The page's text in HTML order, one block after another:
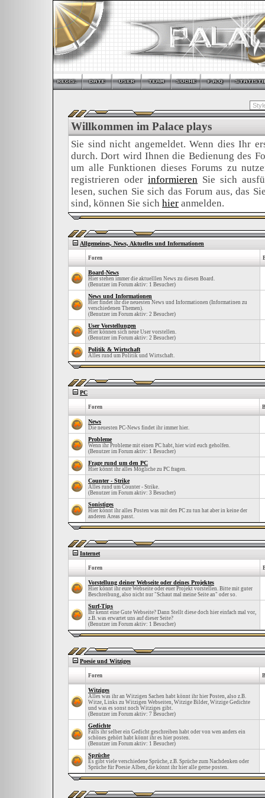
Willkommen im Palace plays
Sie sind nicht angemeldet. Wenn dies Ihr
durch. Dort wird Ihnen die Bedienung des
um alle Funktionen dieses Forums zu
registrieren oder informieren Sie sich
lesen, suchen Sie sich das Forum aus, das
sind, können Sie sich hier anmelden.
Allgemeines, News, Aktuelles und Informationen
Foren
Board-News
Hier stehen immer die aktuelllen News zu diesen Board.
(Benutzer im Forum aktiv: 1 Besucher)
News und Informationen
Hier findet ihr die neuesten News und Informationen (Informatinen zu
verschiedenen Themen).
(Benutzer im Forum aktiv: 2 Besucher)
User Vorstellungen
Hier können sich neue User vorstellen.
(Benutzer im Forum aktiv: 2 Besucher)
Politik & Wirtschaft
Alles rund um Politik und Wirtschaft.
PC
Foren
News
Die neuesten PC-News findet ihr immer hier.
Probleme
Wenn ihr Probleme mit einen PC habt, hier wird euch geholfen.
(Benutzer im Forum aktiv: 1 Besucher)
Frage rund um den PC
Hier könnt ihr alles Mögliche zu PC fragen.
Counter - Strike
Alles rund um Counter - Strike.
(Benutzer im Forum aktiv: 3 Besucher)
Sonistiges
Hier könnt ihr alles Posten was mit den PC zu tun hat aber in keine der
anderen Areas passt.
Internet
Foren
Vorstellung deiner Webseite oder deines Projektes
Hier könnt ihr eure Webseite oder euer Projekt vorstellen. Bitte mit guter
Beschreibung, also nicht nur "Schaut mal meine Seite an" oder so.
Surf-Tips
Ihr kennt eine Gute Webseite? Dann Stellt diese doch hier einfach mal vor,
z.B. was erwartet uns auf dieser Seite?
(Benutzer im Forum aktiv: 1 Besucher)
Poesie und Witziges
Foren
Witziges
Alles was ihr an Witzigen Sachen habt könnt ihr hier Posten, also z.B.
Witze, Links zu Witzigen Webseiten, Witzige Bilder, Witzige Gedichte
und was es sonst noch Witziges gibt.
(Benutzer im Forum aktiv: 7 Besucher)
Gedichte
Falls ihr selber ein Gedicht geschreiben habt oder von wen anders ein
schönes gehört habt könnt ihr es hier posten.
(Benutzer im Forum aktiv: 1 Besucher)
Sprüche
Es gibt viele verschiedene Sprüche, z.B. Sprüche zum Nachdenken oder
Sprüche für Poesie Alben, die könnt ihr hier alle gerne posten.